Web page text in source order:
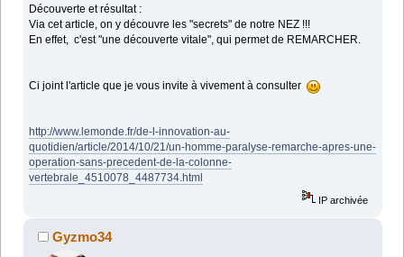
Découverte et résultat :
Via cet article, on y découvre les "secrets" de notre NEZ !!!
En effet, c'est "une découverte vitale", qui permet de REMARCHER.
Ci joint l'article que je vous invite à vivement à consulter
http://www.lemonde.fr/de-l-innovation-au-
quotidien/article/2014/10/21/un-homme-paralyse-remarche-apres-une-
operation-sans-precedent-de-la-colonne-
vertebrale_4510078_4487734.html
IP archivée
Gyzmo34